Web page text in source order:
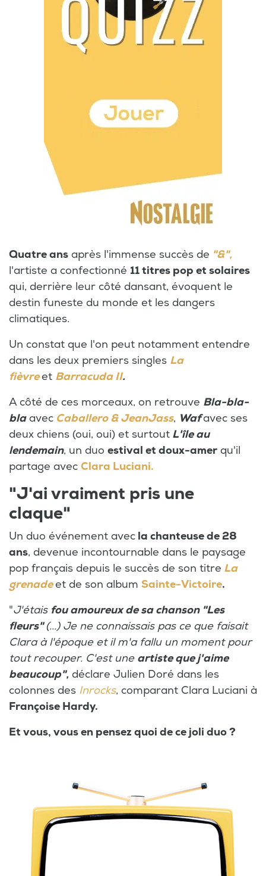
Quatre ans après l'immense succès de "&",
l'artiste a confectionné 11 titres pop et solaires
qui, derrière leur côté dansant, évoquent le
destin funeste du monde et les dangers
climatiques.
Un constat que l'on peut notamment entendre
dans les deux premiers singles La
fièvreet Barracuda II.
A côté de ces morceaux, on retrouve Bla-bla-
blaavec Caballero & JeanJass, Wafavec ses
deux chiens (oui, oui) et surtout L'île au
lendemain, un duo estival et doux-amer qu'il
partage avec Clara Luciani.
"J'ai vraiment pris une
claque"
Un duo événement avec la chanteuse de 28
ans, devenue incontournable dans le paysage
pop français depuis le succès de son titre La
grenadeet de son album Sainte-Victoire.
"J'étais fou amoureux de sa chanson "Les
fleurs"(...) Je ne connaissais pas ce que faisait
Clara à l'époque et il m'a fallu un moment pour
tout recouper. C'est une artiste que j'aime
beaucoup", déclare Julien Doré dans les
colonnes des Inrocks, comparant Clara Luciani à
Françoise Hardy.
Et vous, vous en pensez quoi de ce joli duo ?